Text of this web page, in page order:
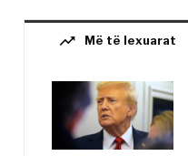
trending_up Më të lexuarat